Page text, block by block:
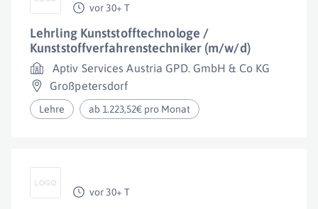
vor 30+ T
Lehrling Kunststofftechnologe /
Kunststoffverfahrenstechniker (m/w/d)
Aptiv Services Austria GPD. GmbH & Co KG
Großpetersdorf
Lehre ab 1.223,52€ pro Monat
vor 30+ T